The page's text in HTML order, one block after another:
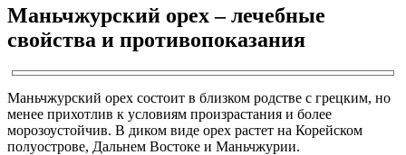
Маньчжурский орех – лечебные
свойства и противопоказания
Маньчжурский орех состоит в близком родстве с грецким, но
менее прихотлив к условиям произрастания и более
морозоустойчив. В диком виде орех растет на Корейском
полуострове, Дальнем Востоке и Маньчжурии.